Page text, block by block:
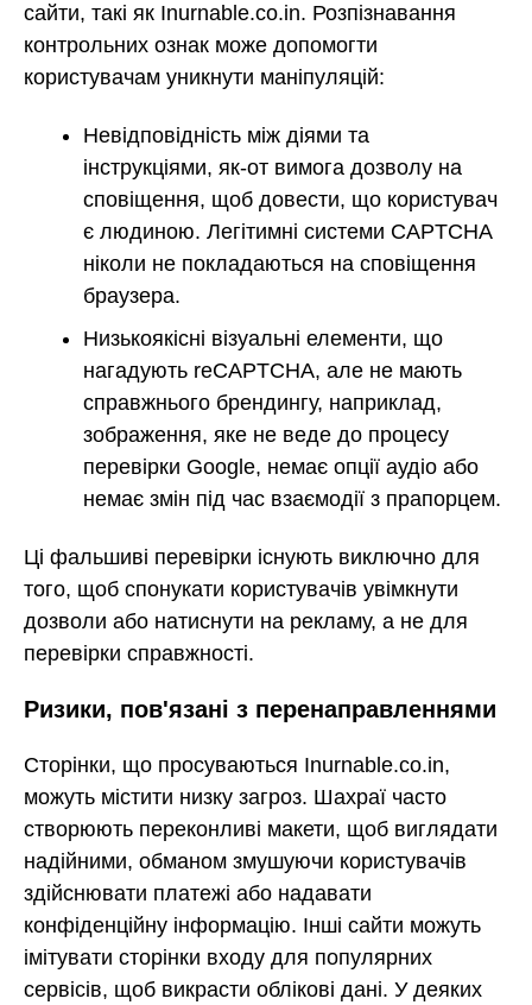
сайти, такі як Inurnable.co.in. Розпізнавання
контрольних ознак може допомогти
користувачам уникнути маніпуляцій:
Невідповідність між діями та
інструкціями, як-от вимога дозволу на
сповіщення, щоб довести, що користувач
є людиною. Легітимні системи CAPTCHA
ніколи не покладаються на сповіщення
браузера.
Низькоякісні візуальні елементи, що
нагадують reCAPTCHA, але не мають
справжнього брендингу, наприклад,
зображення, яке не веде до процесу
перевірки Google, немає опції аудіо або
немає змін під час взаємодії з прапорцем.
Ці фальшиві перевірки існують виключно для
того, щоб спонукати користувачів увімкнути
дозволи або натиснути на рекламу, а не для
перевірки справжності.
Ризики, пов'язані з перенаправленнями
Сторінки, що просуваються Inurnable.co.in,
можуть містити низку загроз. Шахраї часто
створюють переконливі макети, щоб виглядати
надійними, обманом змушуючи користувачів
здійснювати платежі або надавати
конфіденційну інформацію. Інші сайти можуть
імітувати сторінки входу для популярних
сервісів, щоб викрасти облікові дані. У деяких